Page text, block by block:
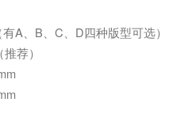
A、B、C、D四种版型可选）
荐）